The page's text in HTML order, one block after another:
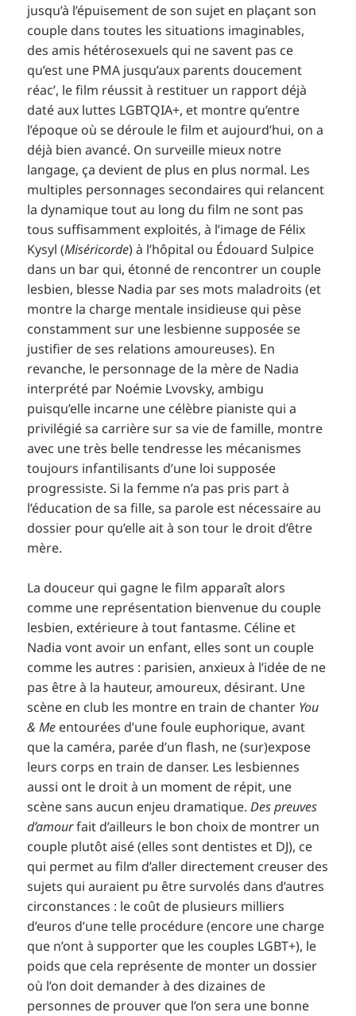
jusqu’à l’épuisement de son sujet en plaçant son
couple dans toutes les situations imaginables,
des amis hétérosexuels qui ne savent pas ce
qu’est une PMA jusqu’aux parents doucement
réac’, le film réussit à restituer un rapport déjà
daté aux luttes LGBTQIA+, et montre qu’entre
l’époque où se déroule le film et aujourd’hui, on a
déjà bien avancé. On surveille mieux notre
langage, ça devient de plus en plus normal. Les
multiples personnages secondaires qui relancent
la dynamique tout au long du film ne sont pas
tous suffisamment exploités, à l’image de Félix
Kysyl (Miséricorde) à l’hôpital ou Édouard Sulpice
dans un bar qui, étonné de rencontrer un couple
lesbien, blesse Nadia par ses mots maladroits (et
montre la charge mentale insidieuse qui pèse
constamment sur une lesbienne supposée se
justifier de ses relations amoureuses). En
revanche, le personnage de la mère de Nadia
interprété par Noémie Lvovsky, ambigu
puisqu’elle incarne une célèbre pianiste qui a
privilégié sa carrière sur sa vie de famille, montre
avec une très belle tendresse les mécanismes
toujours infantilisants d’une loi supposée
progressiste. Si la femme n’a pas pris part à
l’éducation de sa fille, sa parole est nécessaire au
dossier pour qu’elle ait à son tour le droit d’être
mère.
La douceur qui gagne le film apparaît alors
comme une représentation bienvenue du couple
lesbien, extérieure à tout fantasme. Céline et
Nadia vont avoir un enfant, elles sont un couple
comme les autres : parisien, anxieux à l’idée de ne
pas être à la hauteur, amoureux, désirant. Une
scène en club les montre en train de chanter You
& Me entourées d’une foule euphorique, avant
que la caméra, parée d’un flash, ne (sur)expose
leurs corps en train de danser. Les lesbiennes
aussi ont le droit à un moment de répit, une
scène sans aucun enjeu dramatique.Des preuves
d’amourfait d’ailleurs le bon choix de montrer un
couple plutôt aisé (elles sont dentistes et DJ), ce
qui permet au film d’aller directement creuser des
sujets qui auraient pu être survolés dans d’autres
circonstances : le coût de plusieurs milliers
d’euros d’une telle procédure (encore une charge
que n’ont à supporter que les couples LGBT+), le
poids que cela représente de monter un dossier
où l’on doit demander à des dizaines de
personnes de prouver que l’on sera une bonne